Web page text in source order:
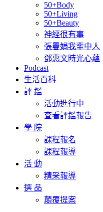
50+Body
50+Living
50+Beauty
神經很有事
張曼娟我輩中人
鄧惠文時光心蘊
Podcast
生活百科
評 鑑
活動進行中
查看評鑑報告
學 院
課程報名
課程報導
活 動
精采報導
選 品
顛覆提案